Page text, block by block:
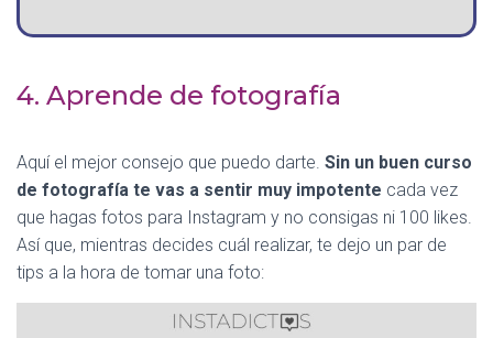
4. Aprende de fotografía
Aquí el mejor consejo que puedo darte. Sin un buen curso
de fotografía te vas a sentir muy impotente cada vez
que hagas fotos para Instagram y no consigas ni 100 likes.
Así que, mientras decides cuál realizar, te dejo un par de
tips a la hora de tomar una foto: